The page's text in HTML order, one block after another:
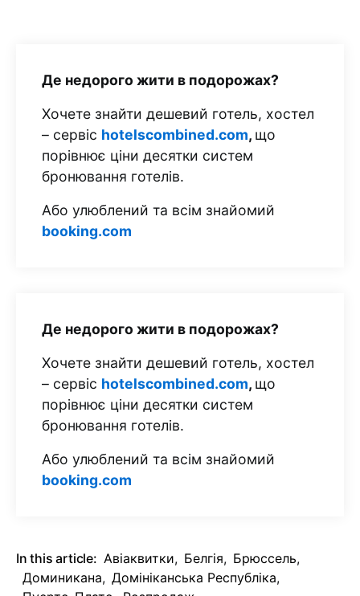
Де недорого жити в подорожах?
Хочете знайти дешевий готель, хостел
– сервіс hotelscombined.com, що
порівнює ціни десятки систем
бронювання готелів.
Або улюблений та всім знайомий
booking.com
Де недорого жити в подорожах?
Хочете знайти дешевий готель, хостел
– сервіс hotelscombined.com, що
порівнює ціни десятки систем
бронювання готелів.
Або улюблений та всім знайомий
booking.com
In this article: Авіаквитки, Белгія, Брюссель,
Доминикана, Домініканська Республіка,